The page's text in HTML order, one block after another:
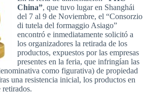
China”, que tuvo lugar en Shanghái
del 7 al 9 de Noviembre, el “Consorzio
di tutela del formaggio Asiago”
encontró e inmediatamente solicitó a
los organizadores la retirada de los
productos, expuestos por las empresas
presentes en la feria, que infringían las
como figurativa) de propiedad
una resistencia inicial, los productos en